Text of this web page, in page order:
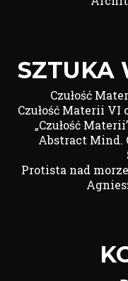
SZTUKA
Czułość
Czułość Materii VI
„Czułość
Abstract Mind.
Protista nad